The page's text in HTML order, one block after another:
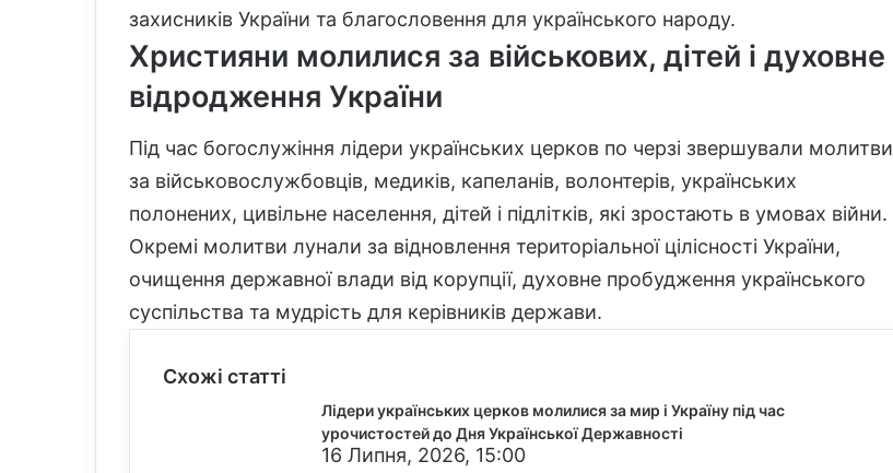
захисників України та благословення для українського народу.
Християни молилися за військових, дітей і духовне
відродження України
Під час богослужіння лідери українських церков по черзі звершували молитви
за військовослужбовців, медиків, капеланів, волонтерів, українських
полонених, цивільне населення, дітей і підлітків, які зростають в умовах війни.
Окремі молитви лунали за відновлення територіальної цілісності України,
очищення державної влади від корупції, духовне пробудження українського
суспільства та мудрість для керівників держави.
Схожі статті
Лідери українських церков молилися за мир і Україну під час
урочистостей до Дня Української Державності
16 Липня, 2026, 15:00